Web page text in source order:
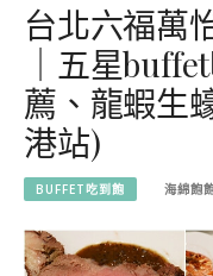
台北六福萬
｜五星
薦、龍蝦生
港站)
BUFFET吃到飽 海綿飽